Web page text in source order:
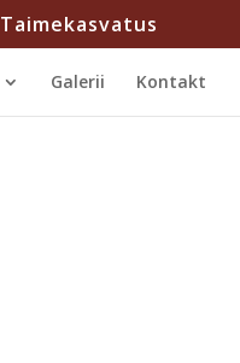
Taimekasvatus
Galerii Kontakt